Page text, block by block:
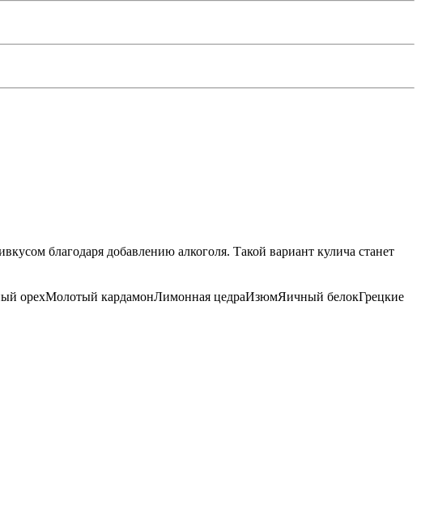
благодаря добавлению алкоголя. Такой вариант кулича станет
орехМолотый кардамонЛимонная цедраИзюмЯичный белокГрецкие